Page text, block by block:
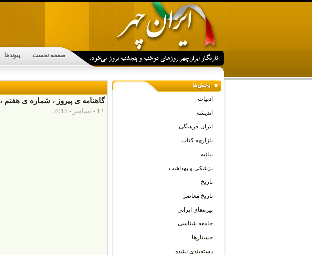
صفحه نخست پیوندها
گاهنامه ی پیروز ، شماره ی هفتم ، ۲۱ آذر ۱۳۹۴
12 - دسامبر - 2015
بخش‌ها
ادبیات
اندیشه
ایران فرهنگی
بازارچه کتاب
بیانیه
پزشکی و بهداشت
تاریخ
تاریخ معاصر
تیره‌های ایرانی
جامعه شناسی
جستارها
دسته‌بندی نشده